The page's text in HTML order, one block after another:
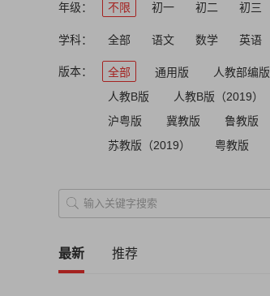
年级： 不限 初一 初二 初三
学科： 全部 语文 数学 英语
版本： 全部 通用版 人教部编版
人教B版
人教B版（2019）
沪粤版
冀教版 鲁教版
苏教版（2019）
粤教版
最新 推荐